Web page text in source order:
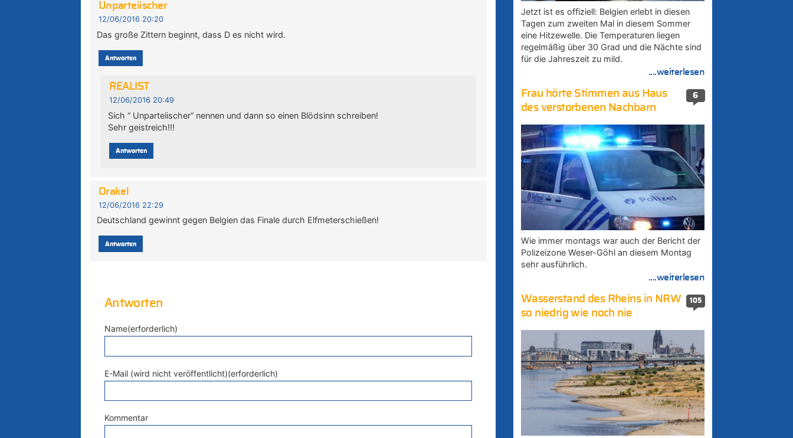
Unparteiischer
12/06/2016 20:20
Das große Zittern beginnt, dass D es nicht wird.
Antworten
REALIST
12/06/2016 20:49
Sich “ Unparteiischer“ nennen und dann so einen Blödsinn schreiben!
Sehr geistreich!!!
Antworten
Orakel
12/06/2016 22:29
Deutschland gewinnt gegen Belgien das Finale durch Elfmeterschießen!
Antworten
Antworten
Name(erforderlich)
E-Mail (wird nicht veröffentlicht)(erforderlich)
Kommentar
Jetzt ist es offiziell: Belgien erlebt in diesen
Tagen zum zweiten Mal in diesem Sommer
eine Hitzewelle. Die Temperaturen liegen
regelmäßig über 30 Grad und die Nächte sind
für die Jahreszeit zu mild.
....weiterlesen
6
Frau hörte Stimmen aus Haus
des verstorbenen Nachbarn
Wie immer montags war auch der Bericht der
Polizeizone Weser-Göhl an diesem Montag
sehr ausführlich.
....weiterlesen
105
Wasserstand des Rheins in NRW
so niedrig wie noch nie